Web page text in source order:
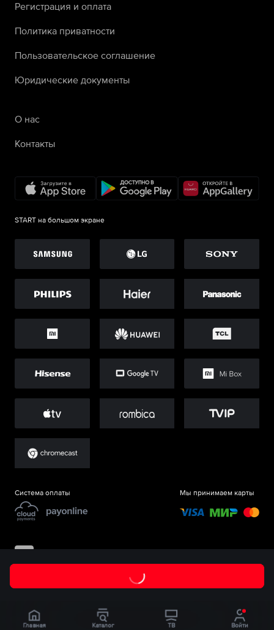
Регистрация и оплата
Политика приватности
Пользовательское соглашение
Юридические документы
О нас
Контакты
START на большом экране
Система оплаты Мы принимаем карты
Главная Каталог ТВ Войти